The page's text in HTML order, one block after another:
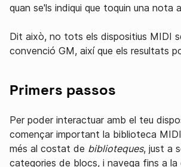
quan se'ls indiqui que toquin una nota
Dit això, no tots els dispositius MIDI
convenció GM, així que els resultats
Primers passos
Per poder interactuar amb el teu
començar important la biblioteca
més al costat de biblioteques, just a
categories de blocs, i navega fins a la